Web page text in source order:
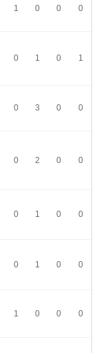
1 0 0 0
0 1 0 1
0 3 0 0
0 2 0 0
0 1 0 0
0 1 0 0
1 0 0 0